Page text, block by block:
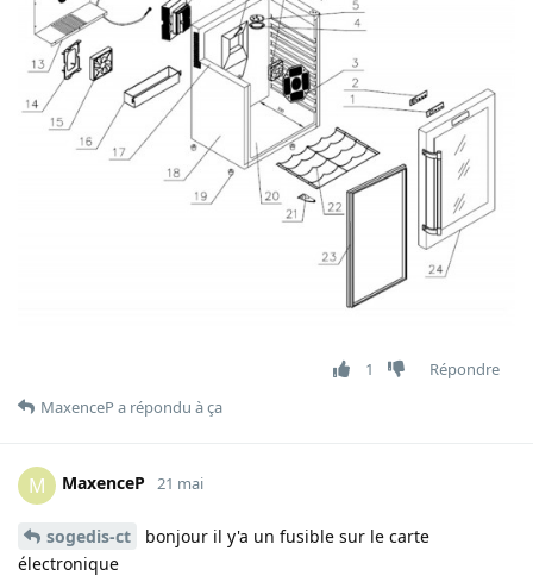
1
Répondre
MaxenceP a répondu à ça
M MaxenceP 21 mai
sogedis-ct
bonjour il y'a un fusible sur le carte
électronique